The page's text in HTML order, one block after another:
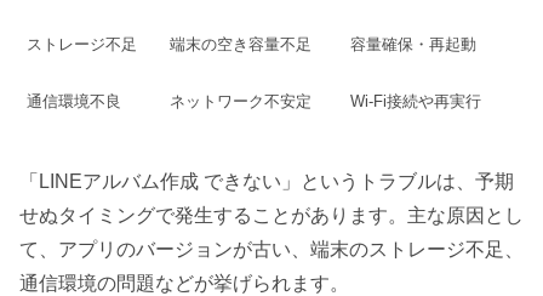
ストレージ不足 端末の空き容量不足 容量確保・再起動
通信環境不良 ネットワーク不安定 Wi-Fi接続や再実行
「LINEアルバム作成 できない」というトラブルは、予期
せぬタイミングで発生することがあります。主な原因とし
て、アプリのバージョンが古い、端末のストレージ不足、
通信環境の問題などが挙げられます。